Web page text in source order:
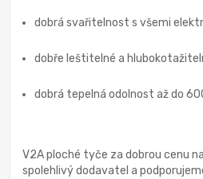
dobrá svařitelnost s všemi
dobře leštitelné a
dobrá tepelná odolnost až do
V2A ploché tyče za dobrou cenu
spolehlivý dodavatel a